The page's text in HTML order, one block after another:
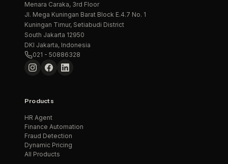
Menara Caraka, 3rd Floor
Jl. Mega Kuningan Barat Block E.4.7 No. 1
Kuningan Timur, Setiabudi District
South Jakarta 12950
DKI Jakarta, Indonesia
021 - 50886328
Products
HR Agent
Finance Automation
Fraud Detection
Dynamic Pricing
All Products